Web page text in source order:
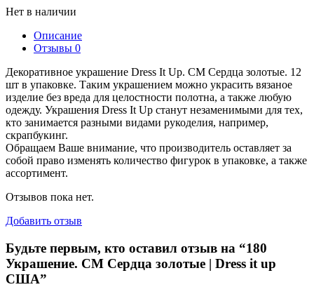
Нет в наличии
Описание
Отзывы 0
Декоративное украшение Dress It Up. СМ Сердца золотые. 12
шт в упаковке. Таким украшением можно украсить вязаное
изделие без вреда для целостности полотна, а также любую
одежду. Украшения Dress It Up станут незаменимыми для тех,
кто занимается разными видами рукоделия, например,
скрапбукинг.
Обращаем Ваше внимание, что производитель оставляет за
собой право изменять количество фигурок в упаковке, а также
ассортимент.
Отзывов пока нет.
Добавить отзыв
Будьте первым, кто оставил отзыв на “180
Украшение. СМ Сердца золотые | Dress it up
США”